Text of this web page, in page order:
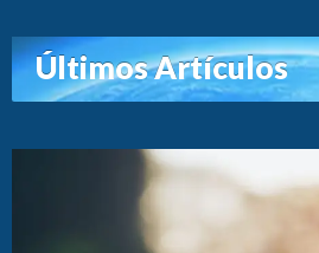
Últimos Artículos